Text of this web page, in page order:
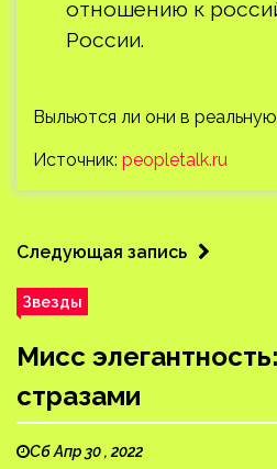
отношению к
России.
Выльются ли они в
Источник: peopletalk.ru
Следующая запись
Звезды
Мисс
стразами
Сб Апр 30 , 2022